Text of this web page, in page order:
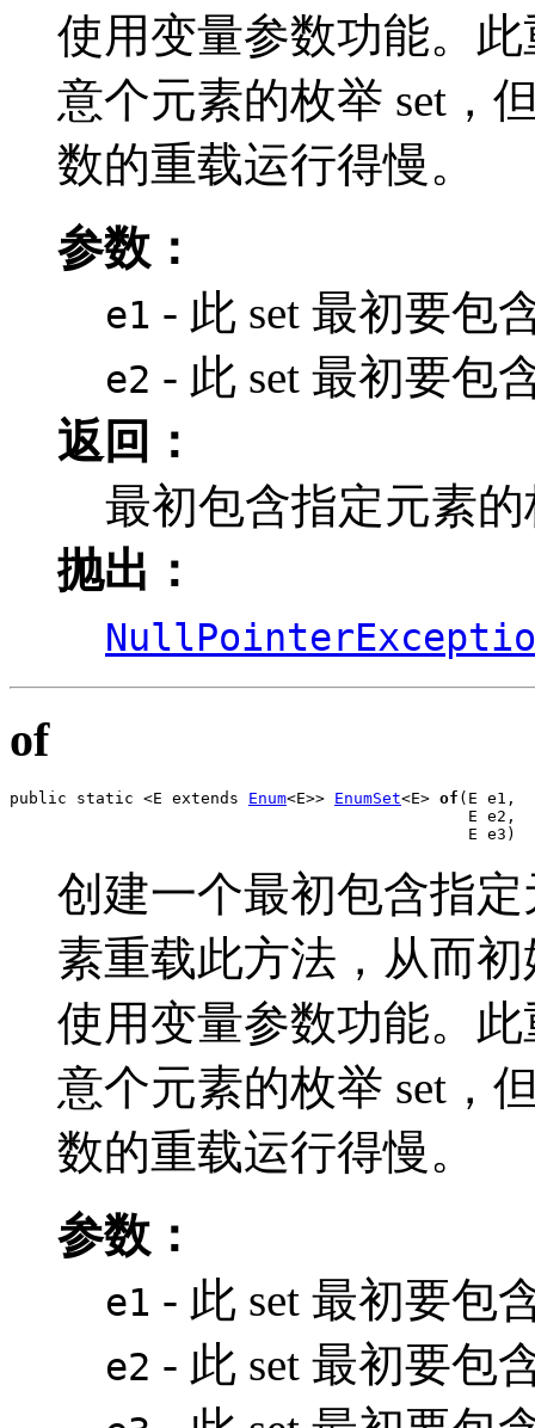
使用变量参数功能。
意个元素的枚举 set，
数的重载运行得慢。
参数：
e1 - 此 set 最初要包
e2 - 此 set 最初要包
返回：
最初包含指定元素的
抛出：
of
public static <E extends Enum<E>> EnumSet<E> of (E e1,
                                                E e2,
                                                E e3)
创建一个最初包含指定
素重载此方法，从而
使用变量参数功能。
意个元素的枚举 set，
数的重载运行得慢。
参数：
e1 - 此 set 最初要包
e2 - 此 set 最初要包